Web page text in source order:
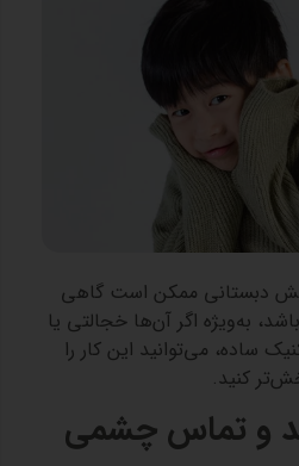
دبستانی ممکن است گاهی
به‌ویژه اگر آن‌ها خجالتی یا
ساده، می‌توانید این کار را
کنید.
و تماس چشمی